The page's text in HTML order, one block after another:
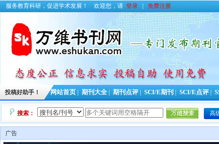
服务教育科研，促进学术发展！ 欢迎您，请 登录 免费注册
投稿好助手！ 网站首页 期刊大全 期刊点评 SCI/E期刊 SCI/E点评
搜索： 高
广告